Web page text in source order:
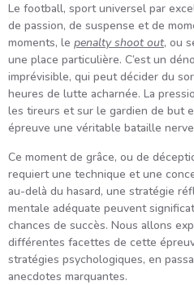
Le football, sport universel par
de passion, de suspense et de
moments, le penalty shoot out, ou
une place particulière. C’est un
imprévisible, qui peut décider du
heures de lutte acharnée. La
les tireurs et sur le gardien de but
épreuve une véritable bataille
Ce moment de grâce, ou de
requiert une technique et une
au-delà du hasard, une stratégie
mentale adéquate peuvent
chances de succès. Nous allons
différentes facettes de cette
stratégies psychologiques, en
anecdotes marquantes.